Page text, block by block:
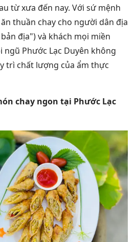
từ xưa đến nay. Với sứ mệnh
thuần chay cho người dân địa
địa") và khách mọi miền
Phước Lạc Duyên không
trì chất lượng của ẩm thực
chay ngon tại Phước Lạc